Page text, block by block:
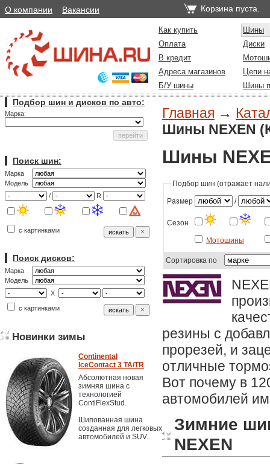
О компании Вакансии Корзина пуста.
Как купить
Шины
Оплата
Диски
В кредит
Адреса магазинов
Цепи
Б/У шины
Шины
Подбор шин и дисков по авто:
Марка:
Поиск шин:
Марка
Модель
/
R
с картинками
Поиск дисков:
Марка
Модель
X
с картинками
Новинки зимы
Continental
IceContact 3 TA/TR
Абсолютная новая
зимняя шина с
технологией
ContiFlexStud.
Шипованная шина
созданная для легковых
автомобилей и SUV.
Главная →
Шины NEXEN
Шины
Подбор шин (отражает
Размер /
Сезон
Мотошины
Сортировка по
резины с
прорезей, и
отличные
Вот почему в
автомобилей
Зимние
NEXEN